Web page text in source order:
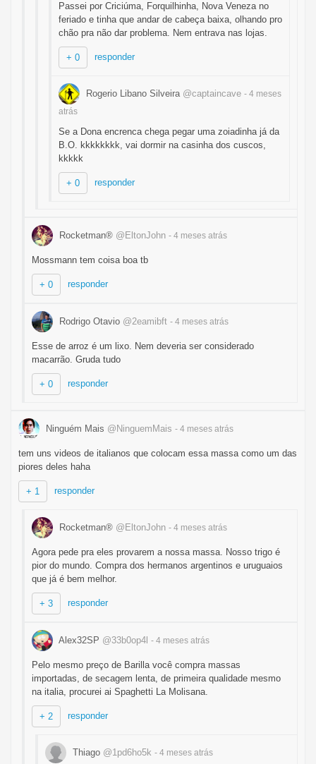
Passei por Criciúma, Forquilhinha, Nova Veneza no
feriado e tinha que andar de cabeça baixa, olhando pro
chão pra não dar problema. Nem entrava nas lojas.
+ 0 responder
Rogerio Libano Silveira @captaincave - 4 meses
atrás
Se a Dona encrenca chega pegar uma zoiadinha já da
B.O. kkkkkkkk, vai dormir na casinha dos cuscos,
kkkkk
+ 0 responder
Rocketman® @EltonJohn - 4 meses atrás
Mossmann tem coisa boa tb
+ 0 responder
Rodrigo Otavio @2eamibft - 4 meses atrás
Esse de arroz é um lixo. Nem deveria ser considerado
macarrão. Gruda tudo
+ 0 responder
Ninguém Mais @NinguemMais - 4 meses atrás
tem uns videos de italianos que colocam essa massa como um das
piores deles haha
+ 1 responder
Rocketman® @EltonJohn - 4 meses atrás
Agora pede pra eles provarem a nossa massa. Nosso trigo é
pior do mundo. Compra dos hermanos argentinos e uruguaios
que já é bem melhor.
+ 3 responder
Alex32SP @33b0op4l - 4 meses atrás
Pelo mesmo preço de Barilla você compra massas
importadas, de secagem lenta, de primeira qualidade mesmo
na italia, procurei ai Spaghetti La Molisana.
+ 2 responder
Thiago @1pd6ho5k - 4 meses atrás